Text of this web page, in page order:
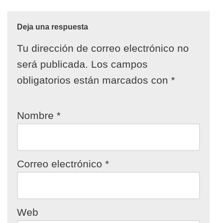
Deja una respuesta
Tu dirección de correo electrónico no
será publicada. Los campos
obligatorios están marcados con *
Nombre *
Correo electrónico *
Web